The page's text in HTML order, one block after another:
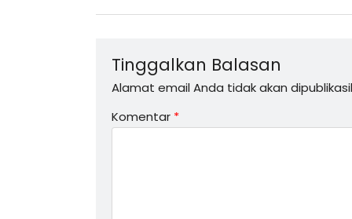
Tinggalkan Balasan
Alamat email Anda tidak akan
Komentar *